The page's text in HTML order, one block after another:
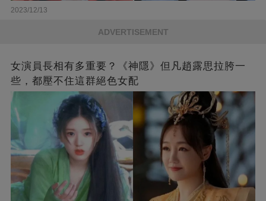
2023/12/13
ADVERTISEMENT
女演員長相有多重要？《神隱》但凡趙露思拉胯一
些，都壓不住這群絕色女配